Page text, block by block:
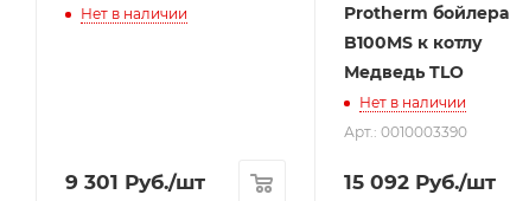
Нет в наличии
9 301 Руб./шт
Protherm бойлера
B100MS к котлу
Медведь TLO
Нет в наличии
Арт.: 0010003390
15 092Руб./шт